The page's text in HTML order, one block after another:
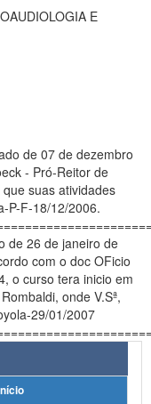
E
de 07 de dezembro
suas atividades
P-F-18/12/2006.
de 26 de janeiro de
o curso tera inicio em
29/01/2007